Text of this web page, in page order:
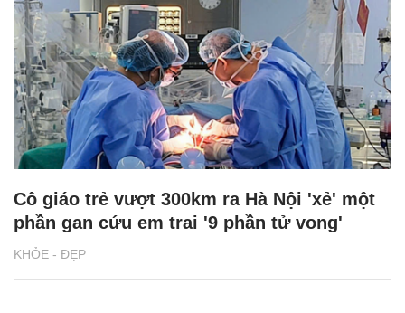
KHỎE - ĐẸP
Cô giáo trẻ vượt 300km ra Hà Nội 'xẻ' một
phần gan cứu em trai '9 phần tử vong'